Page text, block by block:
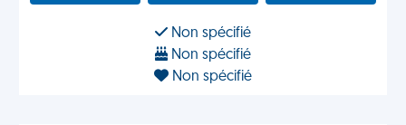
Non spécifié
Non spécifié
Non spécifié